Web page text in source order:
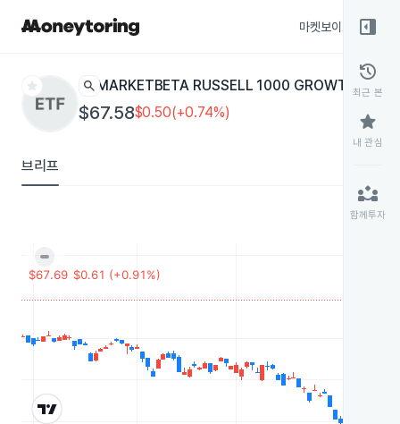
마켓보이스
star search MARKETBETA RUSSELL 1000 GROWTH
$67.58$0.50(+0.74%)
브리프
right_panel_open
history
최근 본
star
내 관심
partner_exchange
함께투자